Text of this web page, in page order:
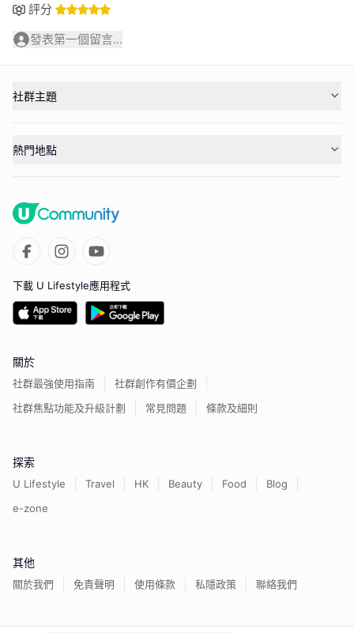
評分
發表第一個留言...
社群主題
熱門地點
下載 U Lifestyle應用程式
關於
社群最強使用指南
社群創作有價企劃
社群焦點功能及升級計劃
常見問題 條款及細則
探索
U Lifestyle Travel HK Beauty Food
Blog
e-zone
其他
關於我們 免責聲明 使用條款 私隱政策 聯絡我們